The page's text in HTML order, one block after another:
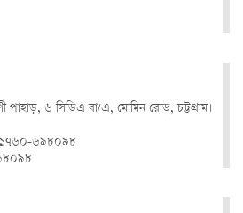
পাহাড়, ৬ সিডিএ বা/এ, মোমিন রোড, চট্টগ্রাম।
৬৯৮০৯৮